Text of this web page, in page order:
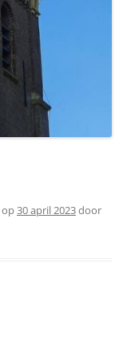
op30 april 2023door